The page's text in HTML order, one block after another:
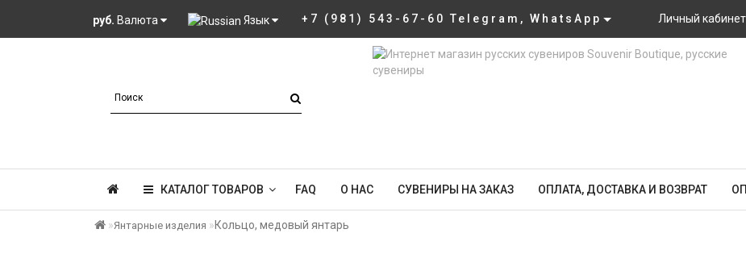
руб. Валюта Язык +7 (981) 543-67-60 Telegram, WhatsApp Личный кабинет
КАТАЛОГ ТОВАРОВ FAQ О НАС СУВЕНИРЫ НА ЗАКАЗ ОПЛАТА, ДОСТАВКА И ВОЗВРАТ
Янтарные изделия Кольцо, медовый янтарь